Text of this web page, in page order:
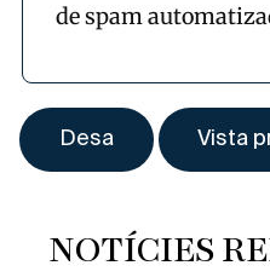
de spam
NOTÍCIES